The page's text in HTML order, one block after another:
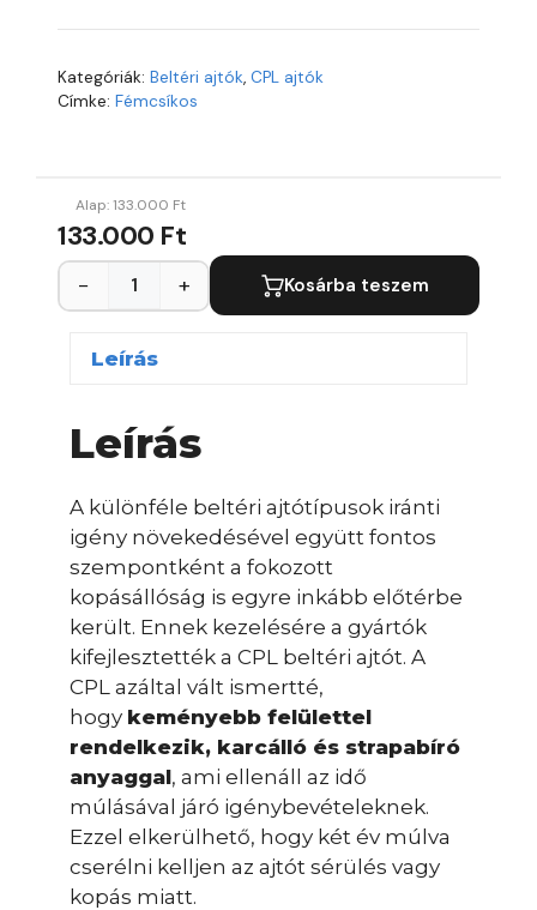
Kategóriák: Beltéri ajtók, CPL ajtók
Címke: Fémcsíkos
Alap:133.000 Ft
133.000 Ft
− + Kosárba teszem
Leírás
Leírás
A különféle beltéri ajtótípusok iránti
igény növekedésével együtt fontos
szempontként a fokozott
kopásállóság is egyre inkább előtérbe
került. Ennek kezelésére a gyártók
kifejlesztették a CPL beltéri ajtót. A
CPL azáltal vált ismertté,
hogy keményebb felülettel
rendelkezik, karcálló és strapabíró
anyaggal, ami ellenáll az idő
múlásával járó igénybevételeknek.
Ezzel elkerülhető, hogy két év múlva
cserélni kelljen az ajtót sérülés vagy
kopás miatt.